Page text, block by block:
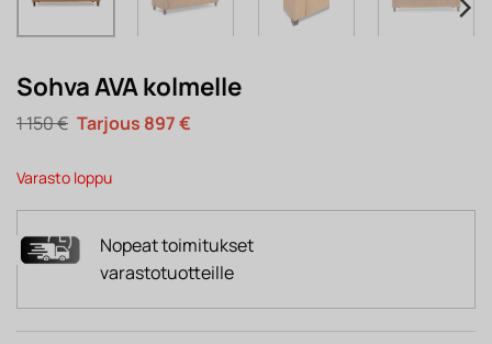
Sohva AVA kolmelle
1 150€ Alkuperäinen
hinta
1
150 €.
897€Nykyinen
Varasto loppu
Nopeat toimitukset
varastotuotteille